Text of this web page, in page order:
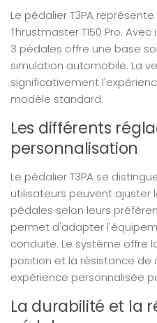
Le pédalier T3PA
Thrustmaster T150 Pro.
3 pédales offre une base
simulation automobile. La
significativement
modèle standard.
Les différents
personnalisation
Le pédalier T3PA se
utilisateurs peuvent ajuster
pédales selon leurs
permet d'adapter
conduite. Le système offre
position et la résistance de
expérience personnalisée
La durabilité et la